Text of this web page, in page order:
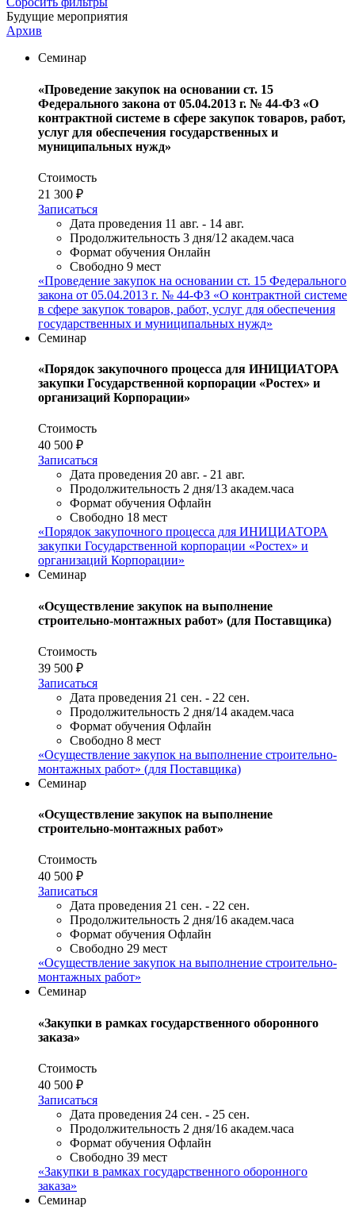
Будущие мероприятия
Архив
Семинар
«Проведение закупок на основании ст. 15
Федерального закона от 05.04.2013 г. № 44-ФЗ «О
контрактной системе в сфере закупок товаров, работ,
услуг для обеспечения государственных и
муниципальных нужд»
Стоимость
21 300 ₽
Записаться
Дата проведения 11 авг. - 14 авг.
Продолжительность 3 дня/12 академ.часа
Формат обучения Онлайн
Свободно 9 мест
«Проведение закупок на основании ст. 15 Федерального
закона от 05.04.2013 г. № 44-ФЗ «О контрактной системе
в сфере закупок товаров, работ, услуг для обеспечения
государственных и муниципальных нужд»
Семинар
«Порядок закупочного процесса для ИНИЦИАТОРА
закупки Государственной корпорации «Ростех» и
организаций Корпорации»
Стоимость
40 500 ₽
Записаться
Дата проведения 20 авг. - 21 авг.
Продолжительность 2 дня/13 академ.часа
Формат обучения Офлайн
Свободно 18 мест
«Порядок закупочного процесса для ИНИЦИАТОРА
закупки Государственной корпорации «Ростех» и
организаций Корпорации»
Семинар
«Осуществление закупок на выполнение
строительно-монтажных работ» (для Поставщика)
Стоимость
39 500 ₽
Записаться
Дата проведения 21 сен. - 22 сен.
Продолжительность 2 дня/14 академ.часа
Формат обучения Офлайн
Свободно 8 мест
«Осуществление закупок на выполнение строительно-
монтажных работ» (для Поставщика)
Семинар
«Осуществление закупок на выполнение
строительно-монтажных работ»
Стоимость
40 500 ₽
Записаться
Дата проведения 21 сен. - 22 сен.
Продолжительность 2 дня/16 академ.часа
Формат обучения Офлайн
Свободно 29 мест
«Осуществление закупок на выполнение строительно-
монтажных работ»
Семинар
«Закупки в рамках государственного оборонного
заказа»
Стоимость
40 500 ₽
Записаться
Дата проведения 24 сен. - 25 сен.
Продолжительность 2 дня/16 академ.часа
Формат обучения Офлайн
Свободно 39 мест
«Закупки в рамках государственного оборонного
заказа»
Семинар